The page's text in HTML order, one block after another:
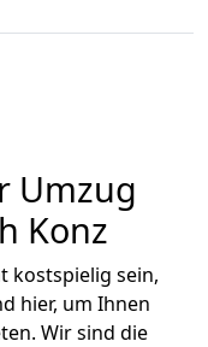
Umzug
Konz
kostspielig sein,
hier, um Ihnen
Wir sind die